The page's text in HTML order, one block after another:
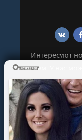
Интересуют
нам. У нас
старые